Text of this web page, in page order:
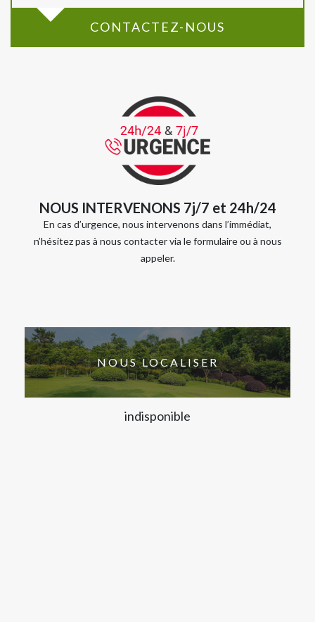
CONTACTEZ-NOUS
NOUS INTERVENONS 7j/7 et 24h/24
En cas d’urgence, nous intervenons dans l’immédiat,
n’hésitez pas à nous contacter via le formulaire ou à nous
appeler.
NOUS LOCALISER
indisponible